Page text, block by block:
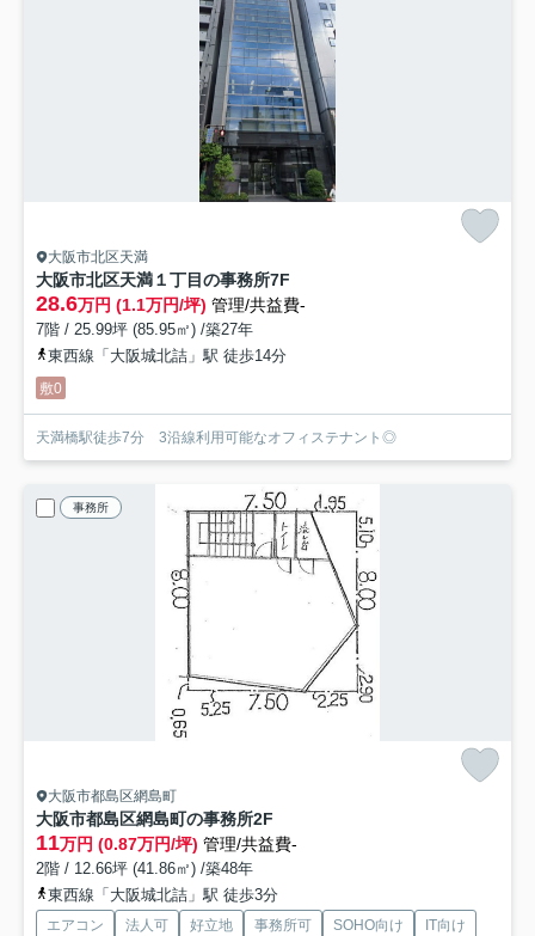
大阪市北区天満
大阪市北区天満１丁目の事務所7F
28.6万円 (1.1万円/坪) 管理/共益費-
7階 / 25.99坪 (85.95㎡) /築27年
東西線「大阪城北詰」駅 徒歩14分
敷0
天満橋駅徒歩7分 3沿線利用可能なオフィステナント◎
事務所
大阪市都島区網島町
大阪市都島区網島町の事務所2F
11万円 (0.87万円/坪) 管理/共益費-
2階 / 12.66坪 (41.86㎡) /築48年
東西線「大阪城北詰」駅 徒歩3分
エアコン 法人可 好立地 事務所可 SOHO向け
IT向け